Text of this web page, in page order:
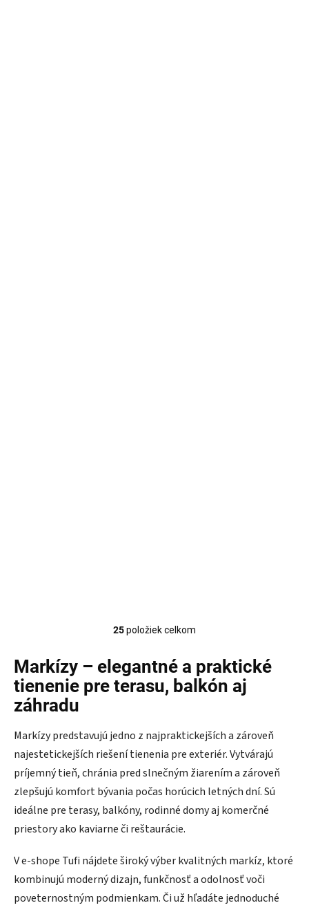
Ovládacie prvky výpisu
25položiek celkom
Markízy – elegantné a praktické
tienenie pre terasu, balkón aj
záhradu
Markízy predstavujú jedno z najpraktickejších a zároveň
najestetickejších riešení tienenia pre exteriér. Vytvárajú
príjemný tieň, chránia pred slnečným žiarením a zároveň
zlepšujú komfort bývania počas horúcich letných dní. Sú
ideálne pre terasy, balkóny, rodinné domy aj komerčné
priestory ako kaviarne či reštaurácie.
V e-shope Tufi nájdete široký výber kvalitných markíz, ktoré
kombinujú moderný dizajn, funkčnosť a odolnosť voči
poveternostným podmienkam. Či už hľadáte jednoduché